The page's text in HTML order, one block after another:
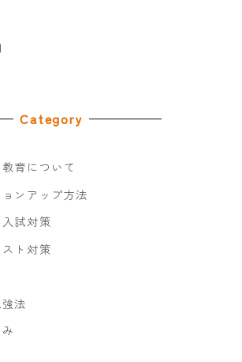
Category
育について
ンアップ方法
試対策
ト対策
法